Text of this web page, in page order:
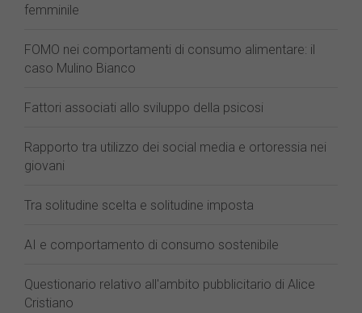
femminile
FOMO nei comportamenti di consumo alimentare: il
caso Mulino Bianco
Fattori associati allo sviluppo della psicosi
Rapporto tra utilizzo dei social media e ortoressia nei
giovani
Tra solitudine scelta e solitudine imposta
AI e comportamento di consumo sostenibile
Questionario relativo all'ambito pubblicitario di Alice
Cristiano